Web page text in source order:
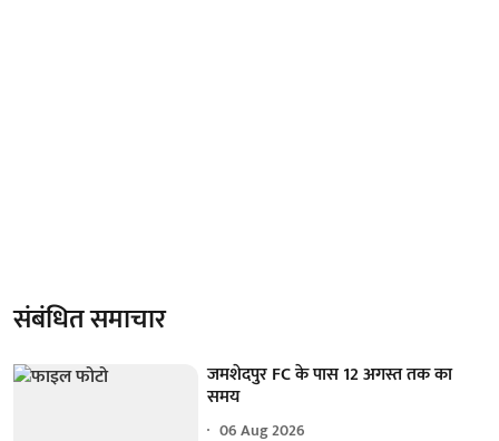
संबंधित समाचार
जमशेदपुर FC के पास 12 अगस्त तक का
समय
06 Aug 2026